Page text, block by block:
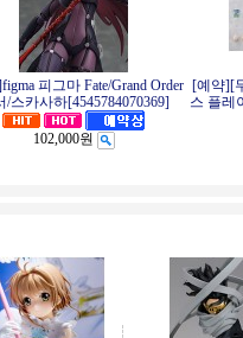
피그마 Fate/Grand Order
/스카사하[4545784070369]
102,000원
[예약][
스 플레